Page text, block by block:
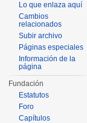
Lo que enlaza aquí
Cambios
relacionados
Subir archivo
Páginas especiales
Información de la
página
Fundación
Estatutos
Foro
Capítulos